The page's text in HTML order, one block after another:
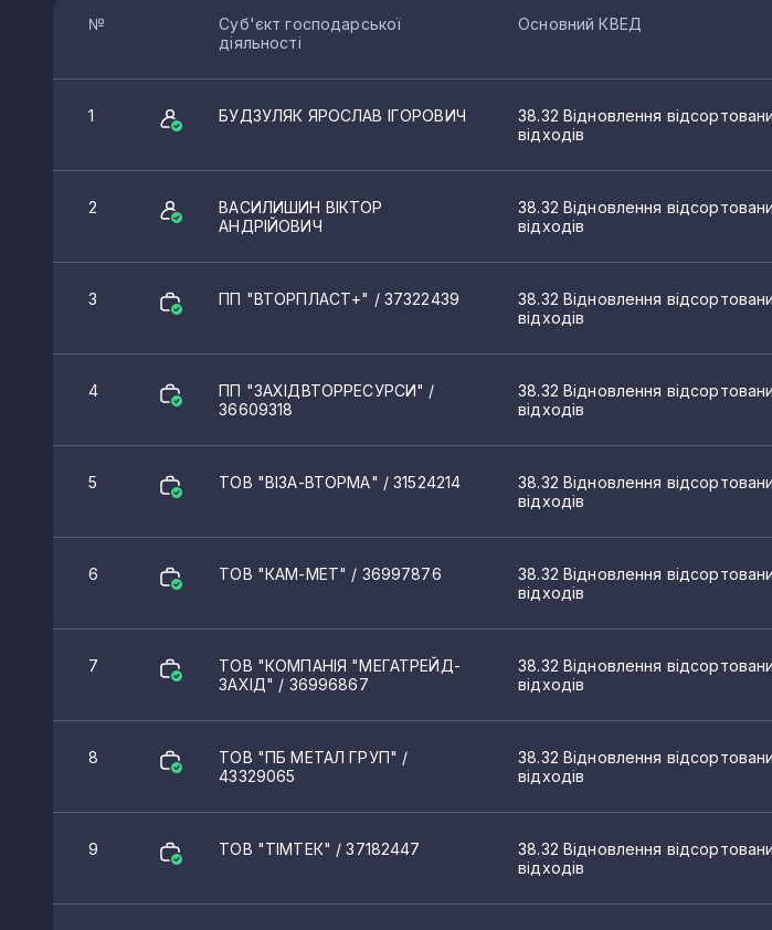
№
Суб'єкт господарської
діяльності
Основний КВЕД
1 БУДЗУЛЯК ЯРОСЛАВ ІГОРОВИЧ
38.32 Відновлення
відходів
2
ВАСИЛИШИН ВІКТОР
АНДРІЙОВИЧ
38.32 Відновлення
відходів
3 ПП "ВТОРПЛАСТ+" / 37322439
38.32 Відновлення
відходів
4 ПП "ЗАХІДВТОРРЕСУРСИ" /
36609318
38.32 Відновлення
відходів
5 ТОВ "ВІЗА-ВТОРМА" / 31524214
38.32 Відновлення
відходів
6 ТОВ "КАМ-МЕТ" / 36997876
38.32 Відновлення
відходів
7
ТОВ "КОМПАНІЯ "МЕГАТРЕЙД-
ЗАХІД" / 36996867
38.32 Відновлення
відходів
8 ТОВ "ПБ МЕТАЛ ГРУП" /
43329065
38.32 Відновлення
відходів
9 ТОВ "ТІМТЕК" / 37182447
38.32 Відновлення
відходів